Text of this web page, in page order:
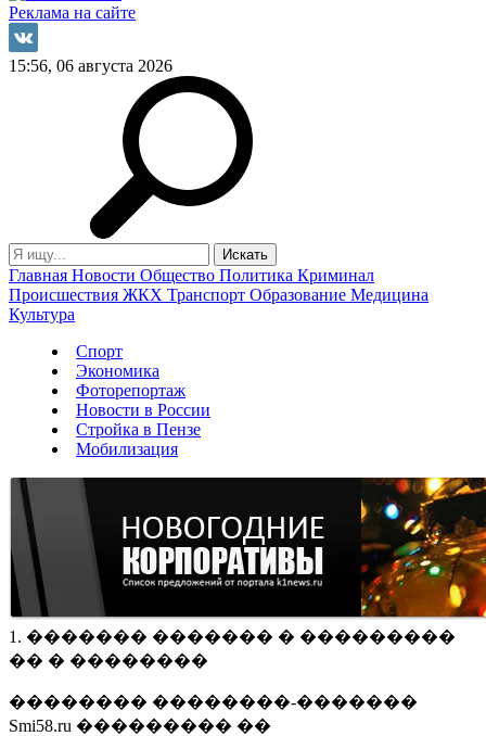
Реклама на сайте
15:56, 06 августа 2026
Главная Новости Общество Политика Криминал
Происшествия ЖКХ Транспорт Образование Медицина
Культура
Спорт
Экономика
Фоторепортаж
Новости в России
Стройка в Пензе
Мобилизация
1. ������� ������� � ���������
�� � ��������
�������� ��������-�������
Smi58.ru ��������� ��